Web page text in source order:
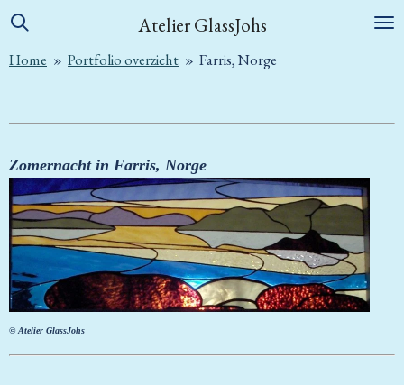
Ga
naar
Atelier GlassJohs
Home » Portfolio overzicht » Farris, Norge
Zomernacht in Farris, Norge
© Atelier GlassJohs